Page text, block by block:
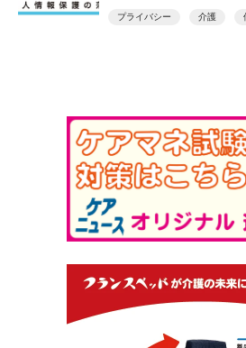
院・施設は大丈夫？～
プライバシー 介護